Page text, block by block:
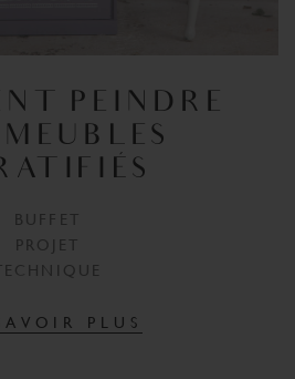
PEINDRE
BUFFET
PROJET
PLUS